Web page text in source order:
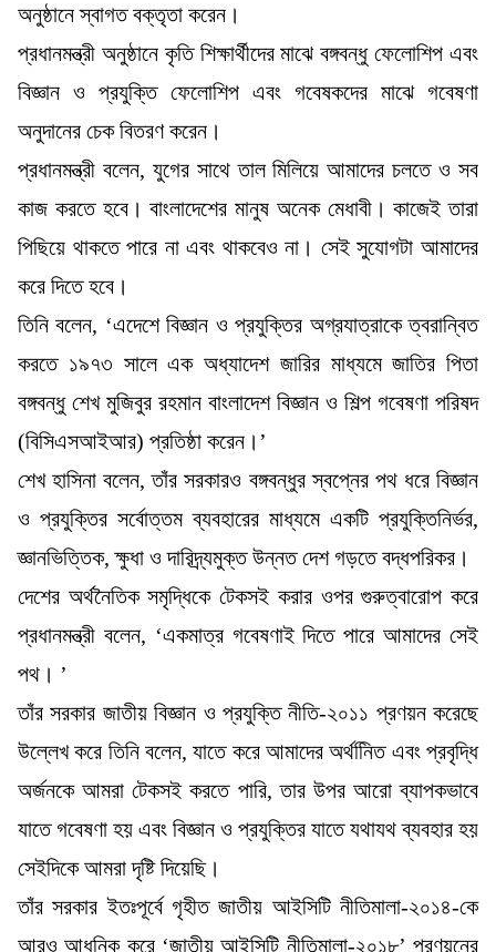
অনুষ্ঠানে স্বাগত বক্তৃতা করেন।
প্রধানমন্ত্রী অনুষ্ঠানে কৃতি শিক্ষার্থীদের মাঝে বঙ্গবন্ধু ফেলোশিপ এবং
বিজ্ঞান ও প্রযুক্তি ফেলোশিপ এবং গবেষকদের মাঝে গবেষণা
অনুদানের চেক বিতরণ করেন।
প্রধানমন্ত্রী বলেন, যুগের সাথে তাল মিলিয়ে আমাদের চলতে ও সব
কাজ করতে হবে। বাংলাদেশের মানুষ অনেক মেধাবী। কাজেই তারা
পিছিয়ে থাকতে পারে না এবং থাকবেও না। সেই সুযোগটা আমাদের
করে দিতে হবে।
তিনি বলেন, ‘এদেশে বিজ্ঞান ও প্রযুক্তির অগ্রযাত্রাকে ত্বরান্বিত
করতে ১৯৭৩ সালে এক অধ্যাদেশ জারির মাধ্যমে জাতির পিতা
বঙ্গবন্ধু শেখ মুজিবুর রহমান বাংলাদেশ বিজ্ঞান ও শিল্প গবেষণা পরিষদ
(বিসিএসআইআর) প্রতিষ্ঠা করেন।’
শেখ হাসিনা বলেন, তাঁর সরকারও বঙ্গবন্ধুর স্বপ্নের পথ ধরে বিজ্ঞান
ও প্রযুক্তির সর্বোত্তম ব্যবহারের মাধ্যমে একটি প্রযুক্তিনির্ভর,
জ্ঞানভিত্তিক, ক্ষুধা ও দারিদ্র্যমুক্ত উন্নত দেশ গড়তে বদ্ধপরিকর।
দেশের অর্থনৈতিক সমৃদ্ধিকে টেকসই করার ওপর গুরুত্বারোপ করে
প্রধানমন্ত্রী বলেন, ‘একমাত্র গবেষণাই দিতে পারে আমাদের সেই
পথ। ’
তাঁর সরকার জাতীয় বিজ্ঞান ও প্রযুক্তি নীতি-২০১১ প্রণয়ন করেছে
উল্লেখ করে তিনি বলেন, যাতে করে আমাদের অর্থনিিত এবং প্রবৃদ্ধি
অর্জনকে আমরা টেকসই করতে পারি, তার উপর আরো ব্যাপকভাবে
যাতে গবেষণা হয় এবং বিজ্ঞান ও প্রযুক্তির যাতে যথাযথ ব্যবহার হয়
সেইদিকে আমরা দৃষ্টি দিয়েছি।
তাঁর সরকার ইতঃপূর্বে গৃহীত জাতীয় আইসিটি নীতিমালা-২০১৪-কে
আরও আধুনিক করে ‘জাতীয় আইসিটি নীতিমালা-২০১৮’ প্রণয়নের